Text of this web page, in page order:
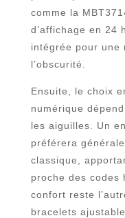
comme la
d’affichage en 24
intégrée pour une
l’obscurité.
Ensuite, le choix
numérique
les aiguilles. Un
préférera
classique,
proche des codes
confort reste
bracelets